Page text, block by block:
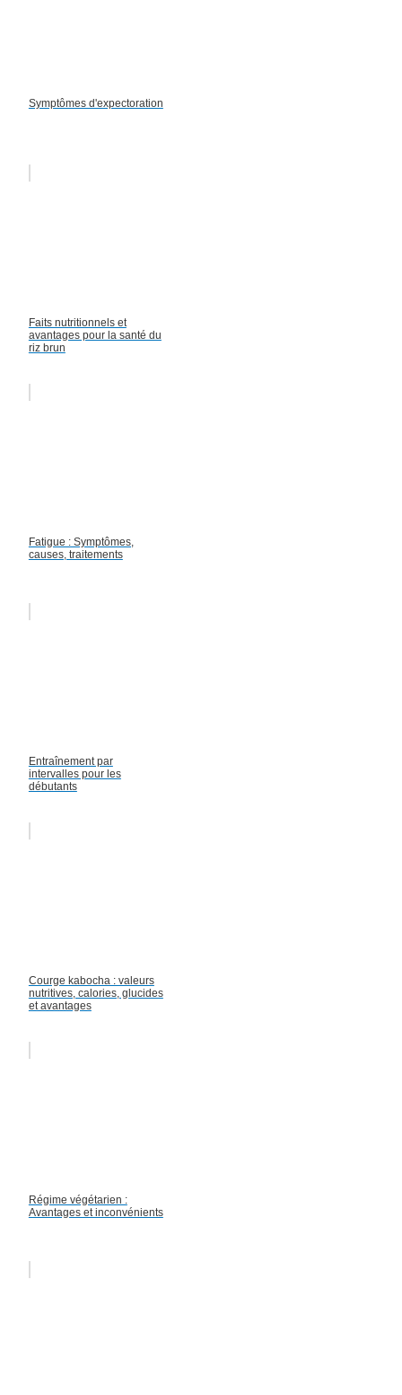
Symptômes d'expectoration
Faits nutritionnels et
avantages pour la santé du
riz brun
Fatigue : Symptômes,
causes, traitements
Entraînement par
intervalles pour les
débutants
Courge kabocha : valeurs
nutritives, calories, glucides
et avantages
Régime végétarien :
Avantages et inconvénients